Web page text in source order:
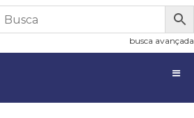
R$0,00
busca avançada